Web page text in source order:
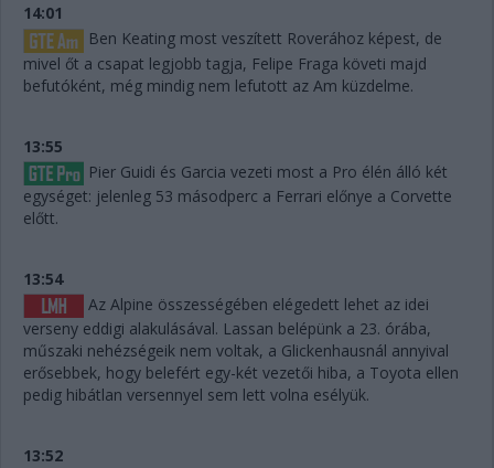
14:01
Ben Keating most veszített Roverához képest, de
mivel őt a csapat legjobb tagja, Felipe Fraga követi majd
befutóként, még mindig nem lefutott az Am küzdelme.
13:55
Pier Guidi és Garcia vezeti most a Pro élén álló két
egységet: jelenleg 53 másodperc a Ferrari előnye a Corvette
előtt.
13:54
Az Alpine összességében elégedett lehet az idei
verseny eddigi alakulásával. Lassan belépünk a 23. órába,
műszaki nehézségeik nem voltak, a Glickenhausnál annyival
erősebbek, hogy belefért egy-két vezetői hiba, a Toyota ellen
pedig hibátlan versennyel sem lett volna esélyük.
13:52